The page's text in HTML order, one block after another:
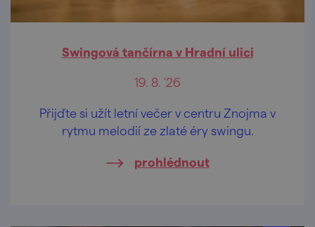
Swingová tančírna v Hradní ulici
19. 8. '26
Přijďte si užít letní večer v centru Znojma v
rytmu melodií ze zlaté éry swingu.
prohlédnout